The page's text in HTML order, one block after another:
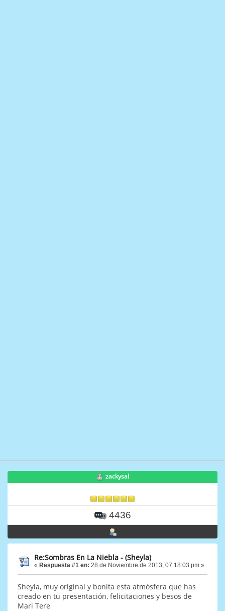
zackysal
4436
Re:Sombras En La Niebla - (Sheyla)
« Respuesta #1 en: 28 de Noviembre de 2013, 07:18:03 pm »
Sheyla, muy original y bonita esta atmósfera que has
creado en tu presentación, felicitaciones y besos de
Mari Tere